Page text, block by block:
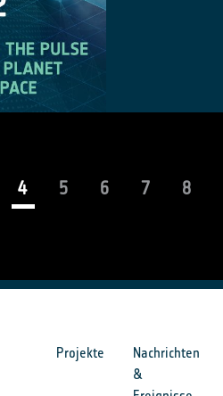
4(current)
5 6 7 8
Projekte
Nachrichten
&